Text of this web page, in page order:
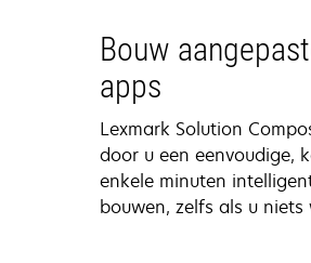
Bouw
apps
Lexmark Solution
door u een eenvoudige,
enkele minuten
bouwen, zelfs als u